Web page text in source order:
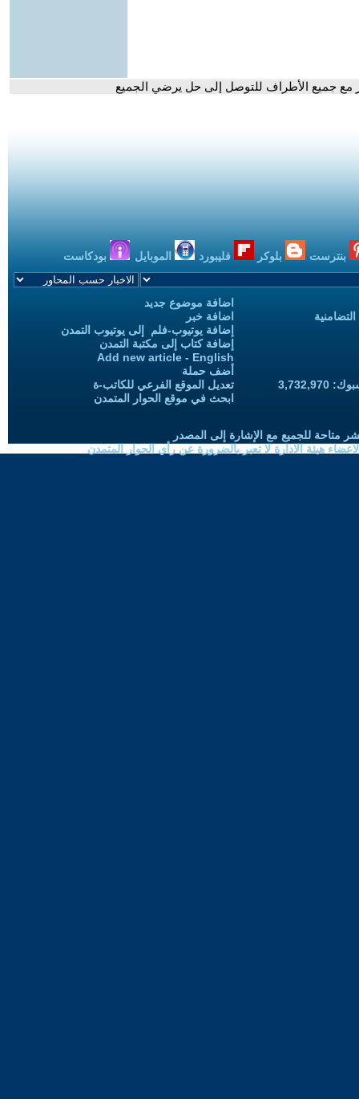
مع جميع الأطراف للتوصل إلى حل يرضي الجميع
بنترست بلوكر فليبورد الموبايل بودكاست
اضافة موضوع جديد
اضافة خبر
إضافة يوتيوب-فلم إلى يوتيوب التمدن
إضافة كتاب إلى مكتبة التمدن
Add new article - English
أضف حملة
تعديل الموقع الفرعي للكاتب-ة
ابحث في موقع الحوار المتمدن
متاحة للجميع مع الإشارة إلى المصدر
هيئة الادارة لا تعبر بالضرورة عن رأي الحوار المتمدن